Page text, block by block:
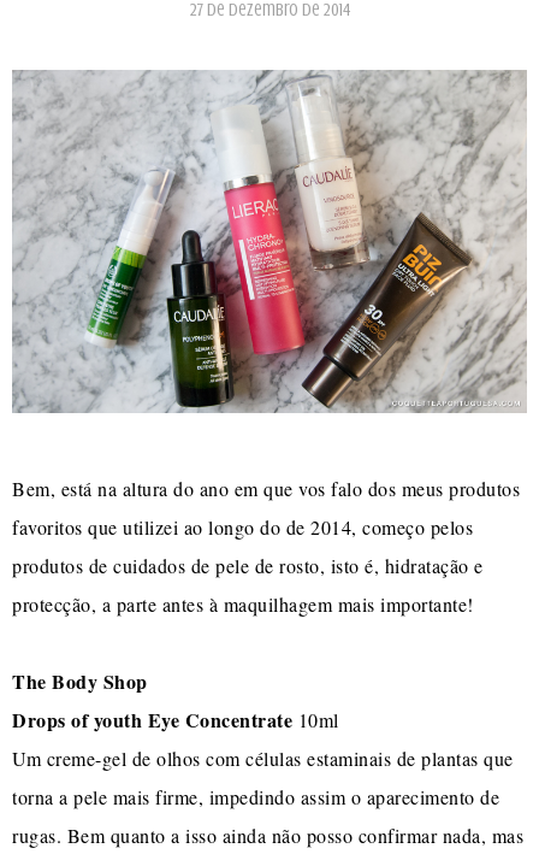
27 de dezembro de 2014
Bem, está na altura do ano em que vos falo dos meus produtos
favoritos que utilizei ao longo do de 2014, começo pelos
produtos de cuidados de pele de rosto, isto é, hidratação e
protecção, a parte antes à maquilhagem mais importante!
The Body Shop
Drops of youth Eye Concentrate 10ml
Um creme-gel de olhos com células estaminais de plantas que
torna a pele mais firme, impedindo assim o aparecimento de
rugas. Bem quanto a isso ainda não posso confirmar nada, mas